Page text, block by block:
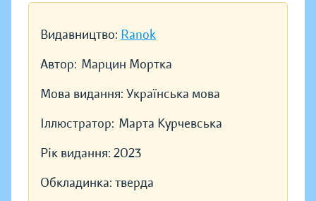
Видавництво: Ranok
Автор: Марцин Мортка
Мова видання: Українська мова
Іллюстратор: Марта Курчевська
Рік видання: 2023
Обкладинка: тверда